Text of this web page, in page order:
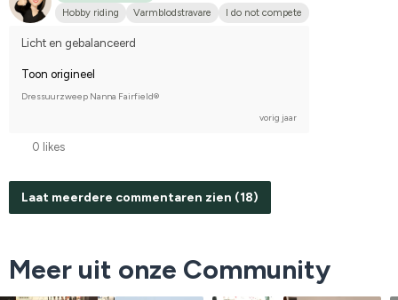
Hobby riding
Varmblodstravare I do not compete
Licht en gebalanceerd
Toon origineel
Dressuurzweep Nanna Fairfield®
vorig jaar
0 likes
Laat meerdere commentaren zien (18)
Meer uit onze Community